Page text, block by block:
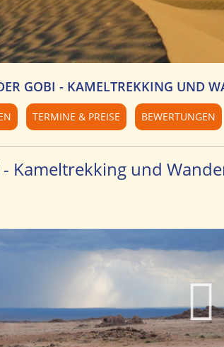
GOBI - KAMELTREKKING UND
TERMINE & PREISE BEWERTUNGEN
Kameltrekking und